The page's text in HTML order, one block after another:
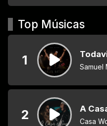
Top Músicas
1 Samuel
2 A
Casa